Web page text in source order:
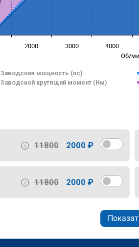
Об/
Заводская мощность (лс)
Заводской крутящий момент (Нм)
2000 3000 4000
11800 2000 ₽
11800 2000 ₽